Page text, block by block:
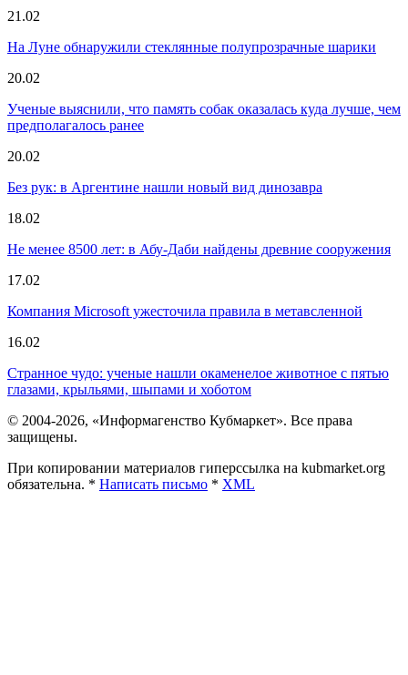
21.02
На Луне обнаружили стеклянные полупрозрачные шарики
20.02
Ученые выяснили, что память собак оказалась куда лучше, чем
предполагалось ранее
20.02
Без рук: в Аргентине нашли новый вид динозавра
18.02
Не менее 8500 лет: в Абу-Даби найдены древние сооружения
17.02
Компания Microsoft ужесточила правила в метавсленной
16.02
Странное чудо: ученые нашли окаменелое животное с пятью
глазами, крыльями, шыпами и хоботом
© 2004-2026, «Информагенство Кубмаркет». Все права
защищены.
При копировании материалов гиперссылка на kubmarket.org
обязательна. * Написать письмо * XML